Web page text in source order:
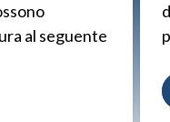
al seguente